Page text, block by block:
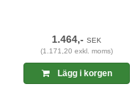
1.464,-SEK
(1.171,20 exkl. moms)
Lägg i korgen